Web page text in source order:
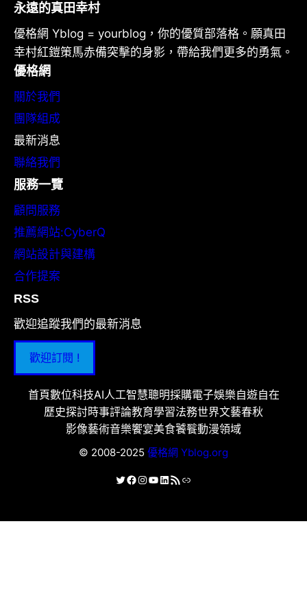
永遠的真田幸村
優格網 Yblog = yourblog，你的優質部落格。願真田
幸村紅鎧策馬赤備突擊的身影，帶給我們更多的勇氣。
優格網
關於我們
團隊組成
最新消息
聯絡我們
服務一覽
顧問服務
推薦網站:CyberQ
網站設計與建構
合作提案
RSS
歡迎追蹤我們的最新消息
歡迎訂閱 !
首頁數位科技AI人工智慧聰明採購電子娛樂自遊自在
歷史探討時事評論教育學習法務世界文藝春秋
影像藝術音樂饗宴美食饕餮動漫領域
© 2008-2025 優格網 Yblog.org
X Facebook
Instagram
YouTube
LinkedIn
RSS 資訊提供連結